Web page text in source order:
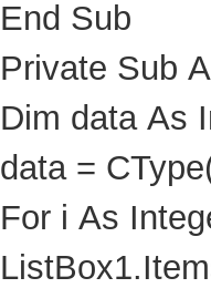
End Sub
Private Sub
Dim data As
data =
For i As